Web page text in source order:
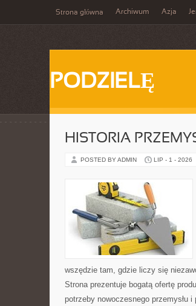
Strona główna Archiwum Azja
PODZIELĘ
HISTORIA
POSTED BY ADMIN LIP - 1 - 2026
wszędzie tam, gdzie liczy się
Strona prezentuje bogatą ofertę
potrzeby nowoczesnego przemysłu